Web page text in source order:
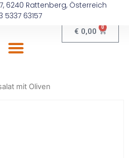
6240 Rattenberg, Österreich
5337 63157
€ 0,00 0
mit Oliven